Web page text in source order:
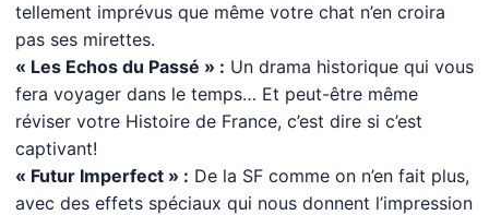
tellement imprévus que même votre chat n’en croira
pas ses mirettes.
« Les Echos du Passé » : Un drama historique qui vous
fera voyager dans le temps… Et peut-être même
réviser votre Histoire de France, c’est dire si c’est
captivant!
« Futur Imperfect » : De la SF comme on n’en fait plus,
avec des effets spéciaux qui nous donnent l’impression